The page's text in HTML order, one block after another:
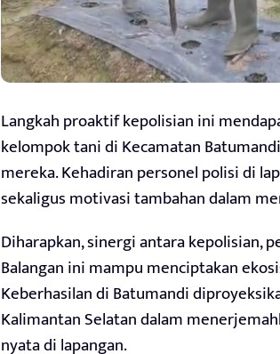
Langkah proaktif kepolisian ini
kelompok tani di Kecamatan
mereka. Kehadiran personel polisi di
sekaligus motivasi tambahan dalam
Diharapkan, sinergi antara kepolisian,
Balangan ini mampu menciptakan
Keberhasilan di Batumandi
Kalimantan Selatan dalam
nyata di lapangan.